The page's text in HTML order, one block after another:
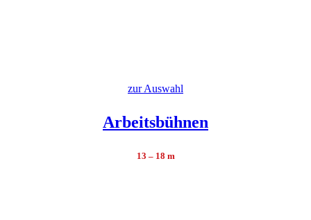
zur Auswahl
Arbeitsbühnen
13 – 18 m